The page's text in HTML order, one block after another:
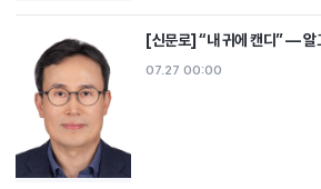
[신문로] “내 귀에 캔디” ― 알
07.27 00:00